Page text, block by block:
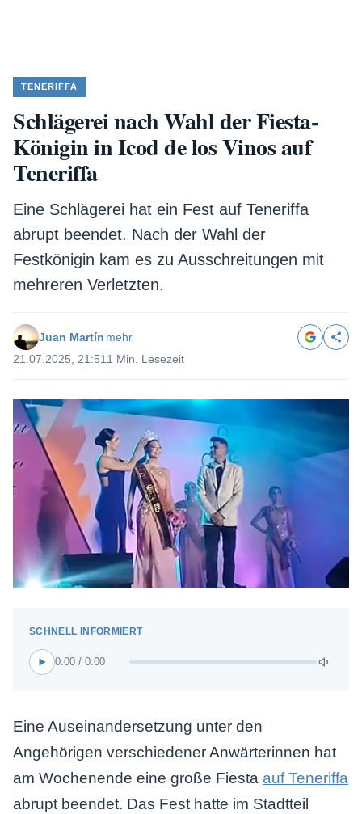
TENERIFFA
Schlägerei nach Wahl der Fiesta-
Königin in Icod de los Vinos auf
Teneriffa
Eine Schlägerei hat ein Fest auf Teneriffa
abrupt beendet. Nach der Wahl der
Festkönigin kam es zu Ausschreitungen mit
mehreren Verletzten.
Juan Martín mehr
21.07.2025, 21:51 1 Min. Lesezeit
0:00 / 0:00
Eine Auseinandersetzung unter den
Angehörigen verschiedener Anwärterinnen hat
am Wochenende eine große Fiesta auf Teneriffa
abrupt beendet. Das Fest hatte im Stadtteil